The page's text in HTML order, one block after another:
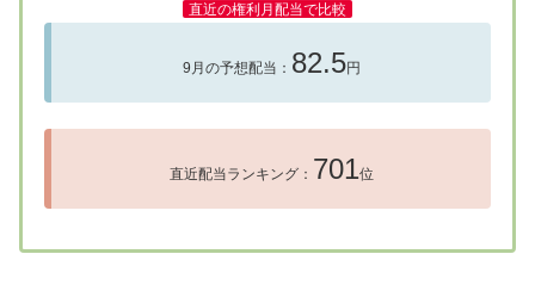
直近の権利月配当で比較
9月の予想配当： 82.5円
直近配当ランキング： 701位